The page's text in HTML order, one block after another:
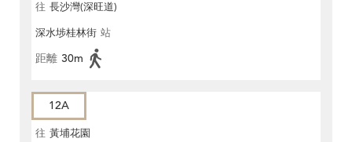
往 長沙灣(深旺道)
深水埗桂林街 站
距離 30m
12A
往 黃埔花園